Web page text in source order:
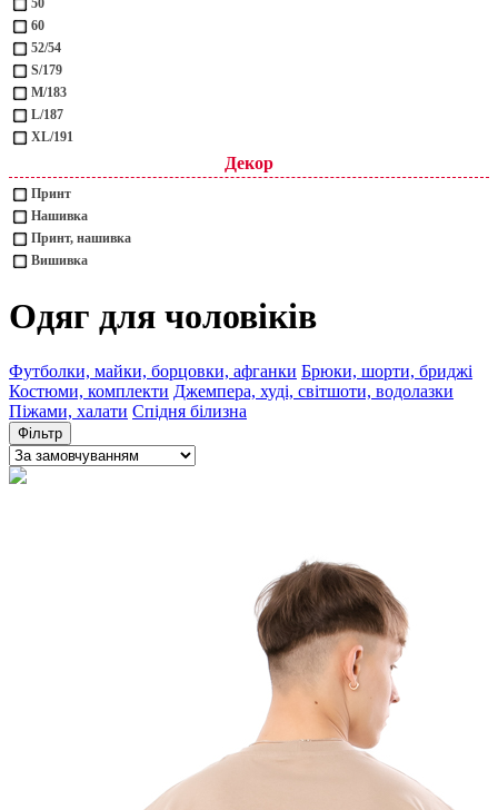
50
60
52/54
S/179
M/183
L/187
XL/191
Декор
Принт
Нашивка
Принт, нашивка
Вишивка
Одяг для чоловіків
Футболки, майки, борцовки, афганки Брюки, шорти, бриджі
Костюми, комплекти Джемпера, худі, світшоти, водолазки
Піжами, халати Спідня білизна
Фільтр